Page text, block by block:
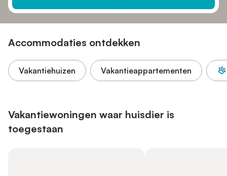
Accommodaties ontdekken
Vakantiehuizen Vakantieappartementen
Vakantiewoningen waar huisdier is
toegestaan